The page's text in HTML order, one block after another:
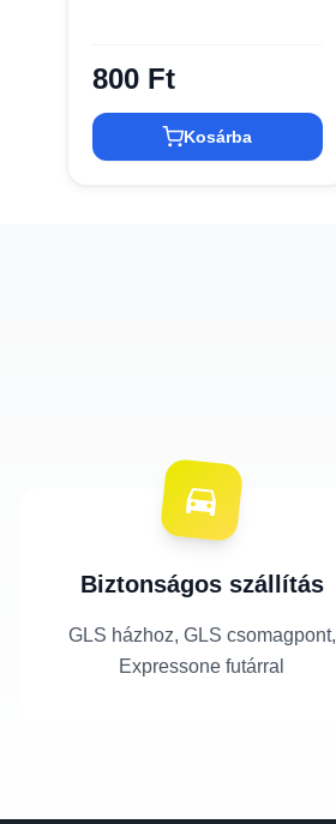
800 Ft
Kosárba
Biztonságos szállítás
GLS házhoz, GLS csomagpont,
Expressone futárral